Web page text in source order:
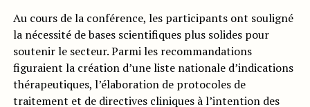
Au cours de la conférence, les participants ont souligné
la nécessité de bases scientifiques plus solides pour
soutenir le secteur. Parmi les recommandations
figuraient la création d’une liste nationale d’indications
thérapeutiques, l’élaboration de protocoles de
traitement et de directives cliniques à l’intention des